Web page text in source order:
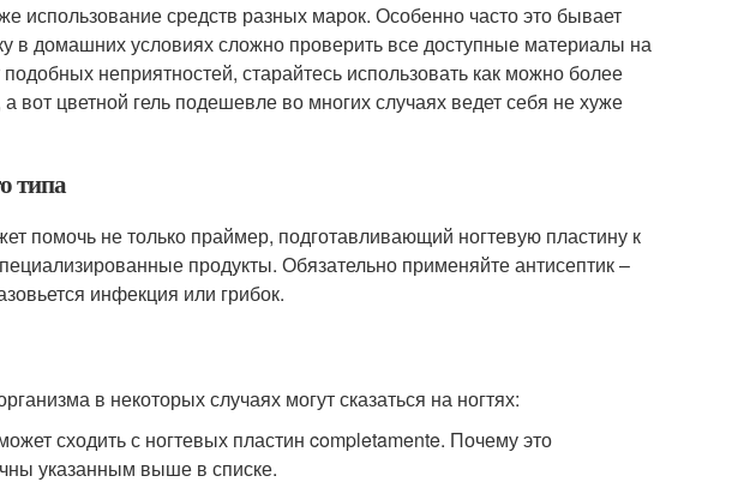
использование средств разных марок. Особенно часто это бывает
в домашних условиях сложно проверить все доступные материалы на
неприятностей, старайтесь использовать как можно более
вот цветной гель подешевле во многих случаях ведет себя не хуже
типа
помочь не только праймер, подготавливающий ногтевую пластину к
продукты. Обязательно применяйте антисептик –
инфекция или грибок.
в некоторых случаях могут сказаться на ногтях:
сходить с ногтевых пластин completamente. Почему это
указанным выше в списке.